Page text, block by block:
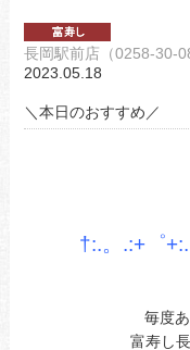
長岡駅前店（0258-30-
2023.05.18
＼本日のおすすめ／
†:.。.:+゜
毎度
富寿し